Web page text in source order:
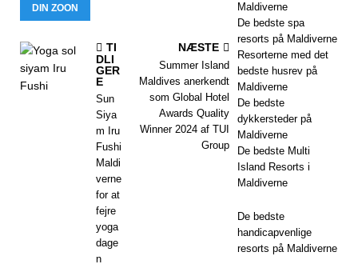
DIN ZOON
TI
DLI
GER
E
Sun
Siya
m Iru
Fushi
Maldi
verne
for at
fejre
yoga
dage
n
NÆSTE
Summer Island
Maldives anerkendt
som Global Hotel
Awards Quality
Winner 2024 af TUI
Group
Maldiverne
De bedste spa
resorts på Maldiverne
Resorterne med det
bedste husrev på
Maldiverne
De bedste
dykkersteder på
Maldiverne
De bedste Multi
Island Resorts i
Maldiverne
De bedste
handicapvenlige
resorts på Maldiverne